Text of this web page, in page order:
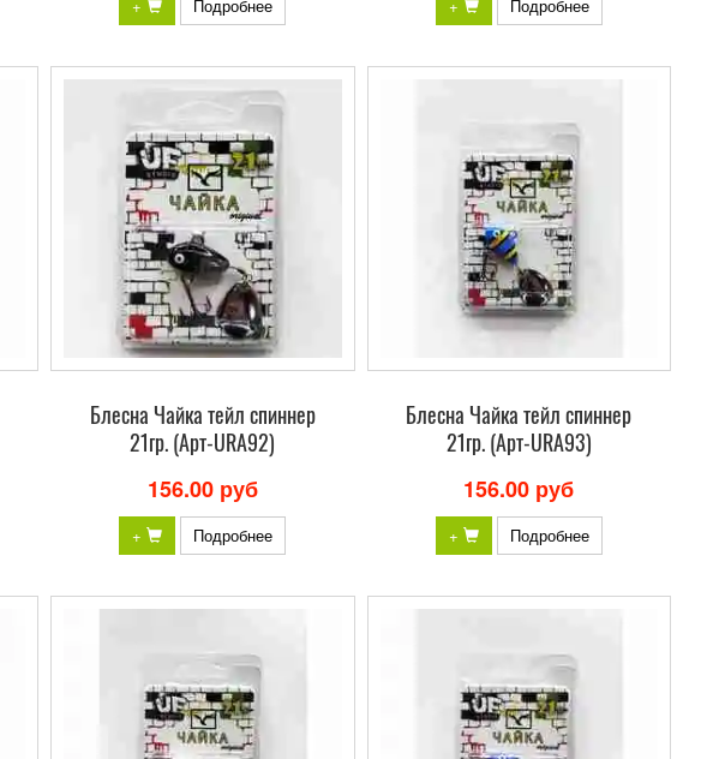
+ Подробнее + Подробнее
Блесна Чайка тейл спиннер
21гр. (Арт-URA92)
156.00 руб
+ Подробнее
Блесна Чайка тейл спиннер
21гр. (Арт-URA93)
156.00 руб
+ Подробнее